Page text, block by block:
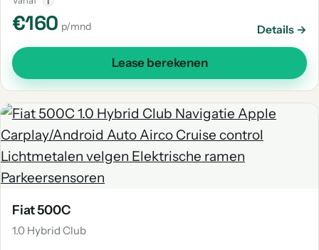
€160 p/mnd Details →
Lease berekenen
Fiat 500C
1.0 Hybrid Club